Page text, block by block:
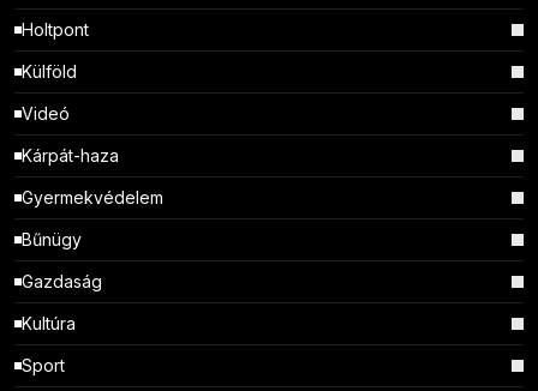
Holtpont
Külföld
Videó
Kárpát-haza
Gyermekvédelem
Bűnügy
Gazdaság
Kultúra
Sport